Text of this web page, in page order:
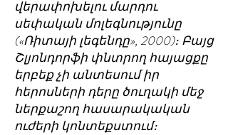
վերափոխելու մարդու
սեփական մոլեգնությունը
(«Ռիտայի լեգենդը», 2000)։ Բայց
Շլյոնդորֆի փնտրող հայացքը
երբեք չի անտեսում իր
հերոսների դերը ծուղակի մեջ
ներքաշող հասարակական
ուժերի կոնտեքստում։